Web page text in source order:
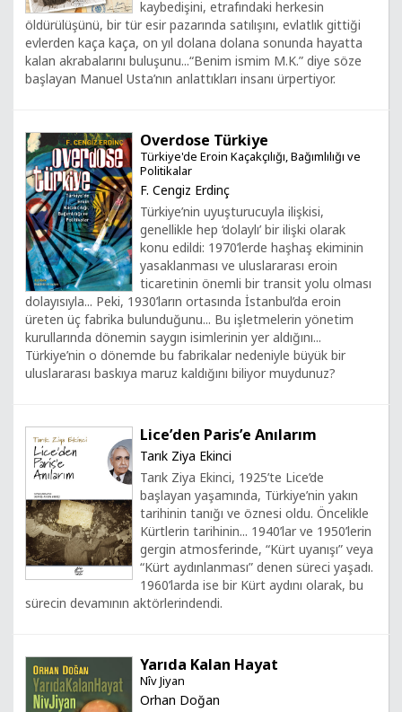
kaybedişini, etrafındaki herkesin
öldürülüşünü, bir tür esir pazarında satılışını, evlatlık gittiği
evlerden kaça kaça, on yıl dolana dolana sonunda hayatta
kalan akrabalarını buluşunu...“Benim ismim M.K.” diye söze
başlayan Manuel Usta’nın anlattıkları insanı ürpertiyor.
Overdose Türkiye
Türkiye'de Eroin Kaçakçılığı, Bağımlılığı ve
Politikalar
F. Cengiz Erdinç
Türkiye’nin uyuşturucuyla ilişkisi,
genellikle hep ‘dolaylı’ bir ilişki olarak
konu edildi: 1970’lerde haşhaş ekiminin
yasaklanması ve uluslararası eroin
ticaretinin önemli bir transit yolu olması
dolayısıyla... Peki, 1930’ların ortasında İstanbul’da eroin
üreten üç fabrika bulunduğunu... Bu işletmelerin yönetim
kurullarında dönemin saygın isimlerinin yer aldığını...
Türkiye’nin o dönemde bu fabrikalar nedeniyle büyük bir
uluslararası baskıya maruz kaldığını biliyor muydunuz?
Lice’den Paris’e Anılarım
Tarık Ziya Ekinci
Tarık Ziya Ekinci, 1925’te Lice’de
başlayan yaşamında, Türkiye’nin yakın
tarihinin tanığı ve öznesi oldu. Öncelikle
Kürtlerin tarihinin... 1940’lar ve 1950’lerin
gergin atmosferinde, “Kürt uyanışı” veya
“Kürt aydınlanması” denen süreci yaşadı.
1960’larda ise bir Kürt aydını olarak, bu
sürecin devamının aktörlerindendi.
Yarıda Kalan Hayat
Nîv Jiyan
Orhan Doğan